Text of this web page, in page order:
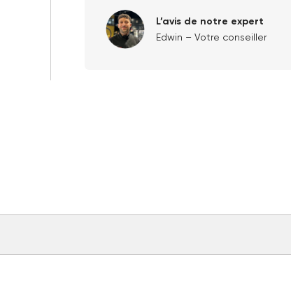
L’avis de notre expert
Edwin – Votre conseiller